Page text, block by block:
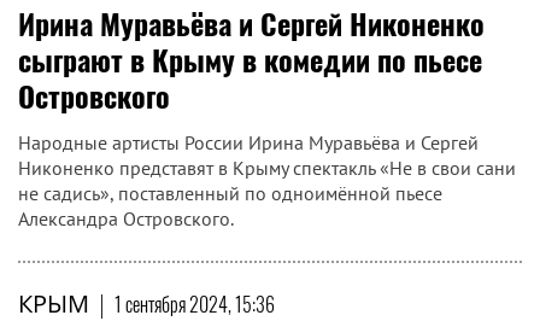
Ирина Муравьёва и Сергей Никоненко
сыграют в Крыму в комедии по пьесе
Островского
Народные артисты России Ирина Муравьёва и Сергей
Никоненко представят в Крыму спектакль «Не в свои сани
не садись», поставленный по одноимённой пьесе
Александра Островского.
КРЫМ | 1 сентября 2024, 15:36